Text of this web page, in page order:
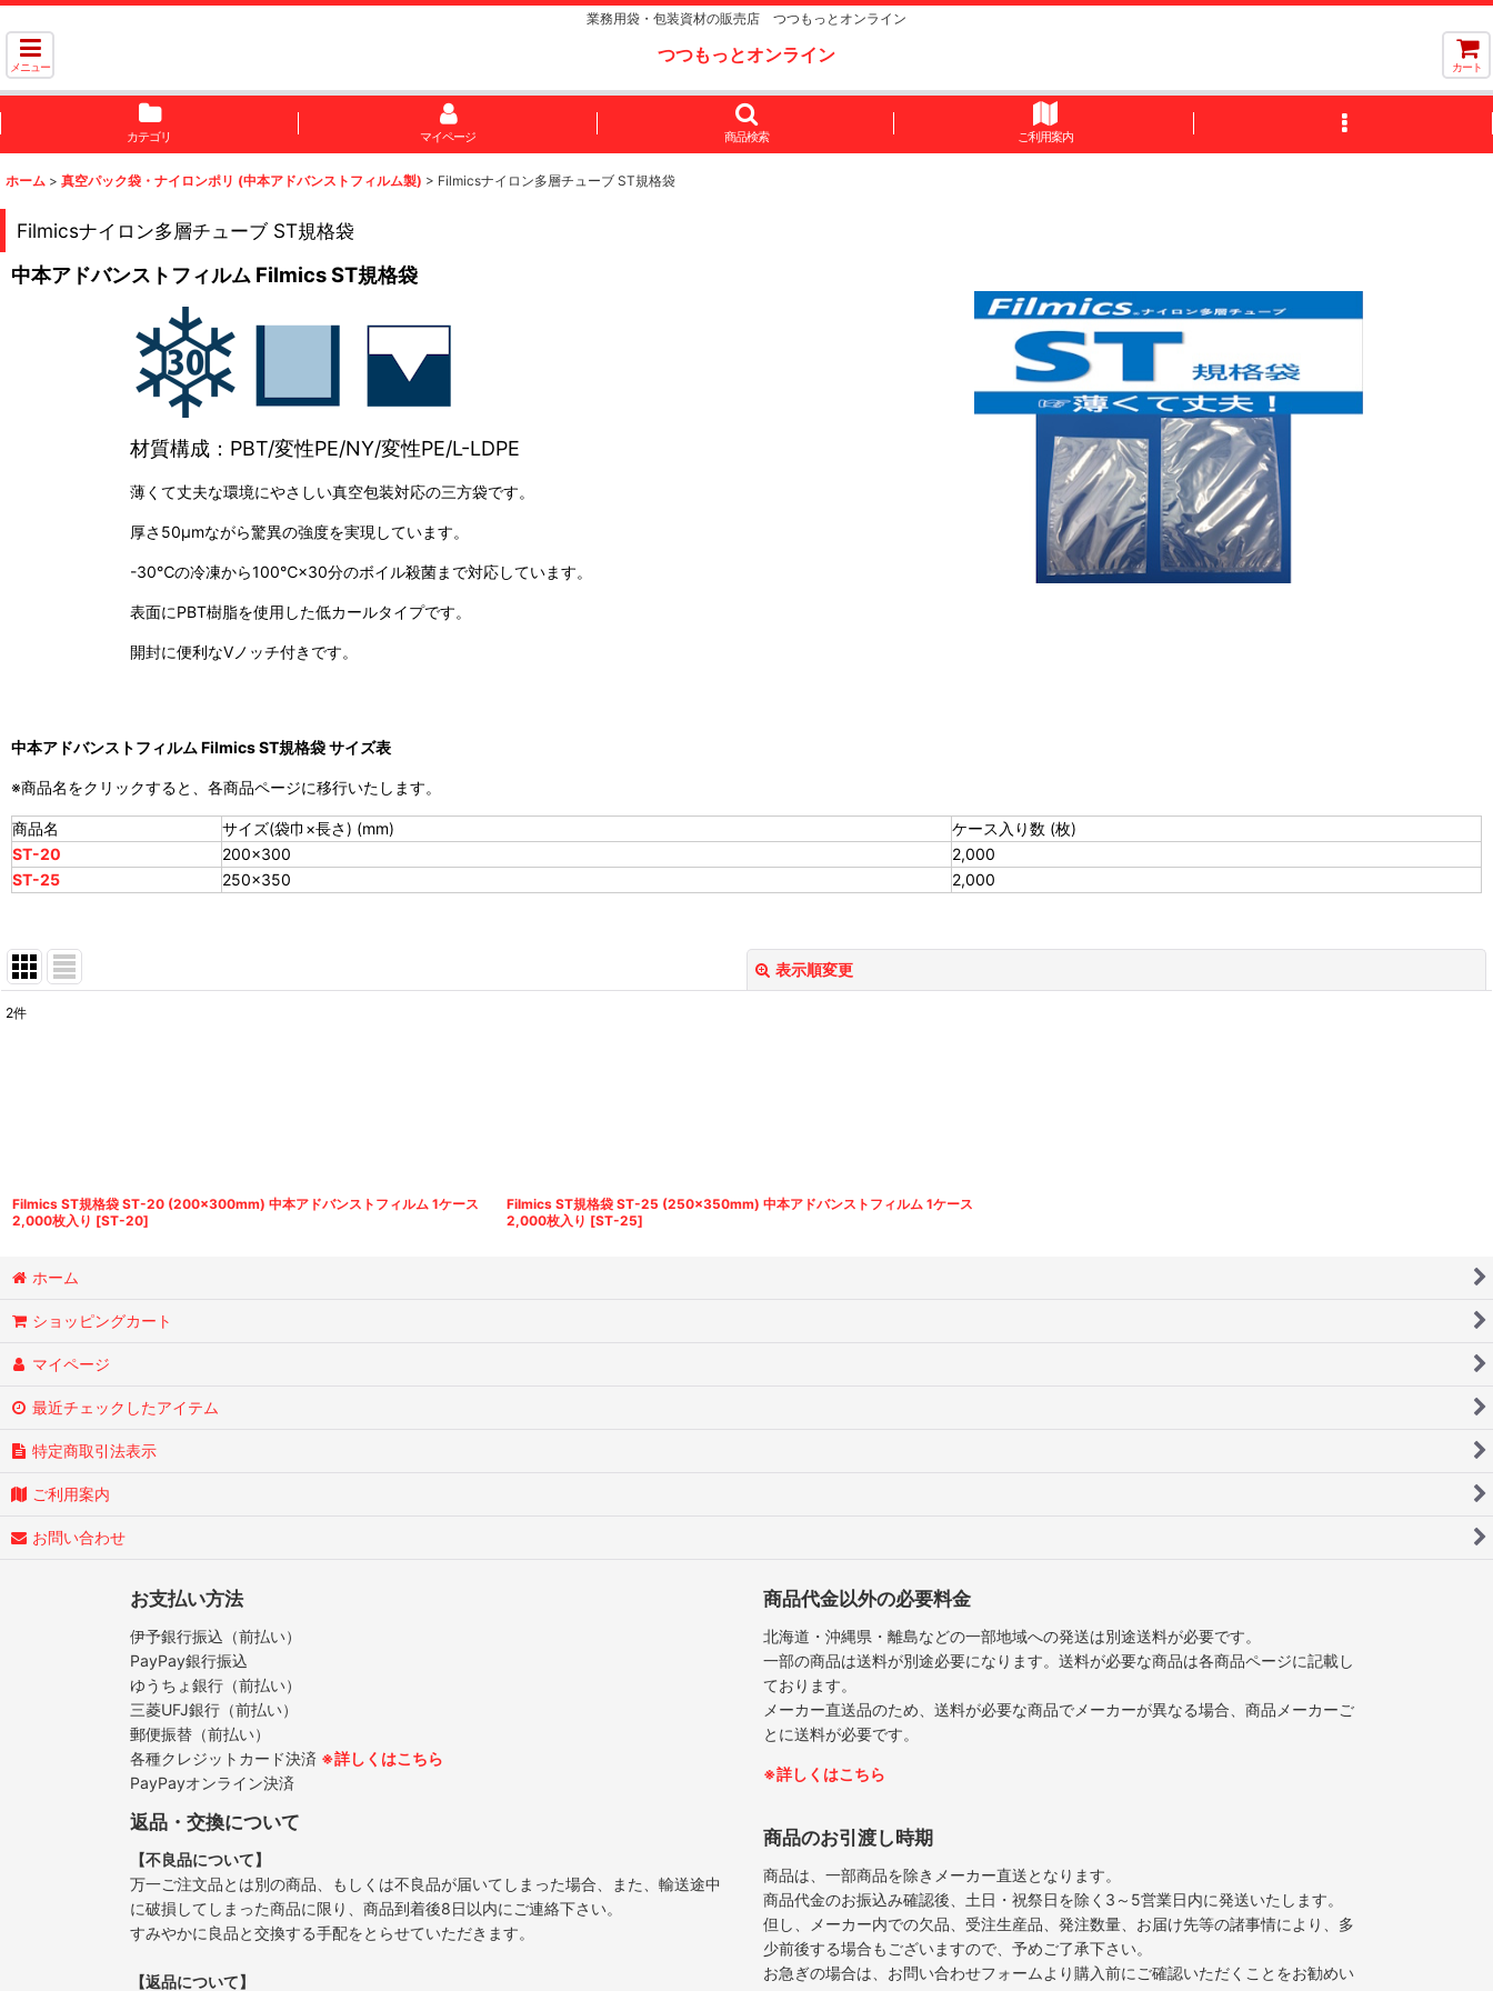
業務用袋・包装資材の販売店 つつもっとオンライン
メニュー
つつもっとオンライン
カート
カテゴリ マイページ 商品検索 ご利用案内
ホーム > 真空パック袋・ナイロンポリ (中本アドバンストフィルム製) > Filmicsナイロン多層チューブ ST規格袋
Filmicsナイロン多層チューブ ST規格袋
中本アドバンストフィルム Filmics ST規格袋
材質構成：PBT/変性PE/NY/変性PE/L-LDPE
薄くて丈夫な環境にやさしい真空包装対応の三方袋です。
厚さ50μmながら驚異の強度を実現しています。
-30℃の冷凍から100℃×30分のボイル殺菌まで対応しています。
表面にPBT樹脂を使用した低カールタイプです。
開封に便利なVノッチ付きです。
中本アドバンストフィルム Filmics ST規格袋 サイズ表
※商品名をクリックすると、各商品ページに移行いたします。
商品名 サイズ(袋巾×長さ) (mm)
ケース入り数 (枚)
ST-20
200×300
2,000
ST-25
250×350 2,000
表示順変更
2件
Filmics ST規格袋 ST-20 (200×300mm) 中本アドバンストフィルム 1ケース
2,000枚入り [ST-20]
Filmics ST規格袋 ST-25 (250×350mm) 中本アドバンストフィルム 1ケース
2,000枚入り [ST-25]
ホーム
ショッピングカート
マイページ
最近チェックしたアイテム
特定商取引法表示
ご利用案内
お問い合わせ
お支払い方法
伊予銀行振込（前払い）
PayPay銀行振込
ゆうちょ銀行（前払い）
三菱UFJ銀行（前払い）
郵便振替（前払い）
各種クレジットカード決済 ※詳しくはこちら
PayPayオンライン決済
返品・交換について
【不良品について】
万一ご注文品とは別の商品、もしくは不良品が届いてしまった場合、また、輸送途中
に破損してしまった商品に限り、商品到着後8日以内にご連絡下さい。
すみやかに良品と交換する手配をとらせていただきます。
【返品について】
商品代金以外の必要料金
北海道・沖縄県・離島などの一部地域への発送は別途送料が必要です。
一部の商品は送料が別途必要になります。送料が必要な商品は各商品ページに記載し
ております。
メーカー直送品のため、送料が必要な商品でメーカーが異なる場合、商品メーカーご
とに送料が必要です。
※詳しくはこちら
商品のお引渡し時期
商品は、一部商品を除きメーカー直送となります。
商品代金のお振込み確認後、土日・祝祭日を除く3～5営業日内に発送いたします。
但し、メーカー内での欠品、受注生産品、発注数量、お届け先等の諸事情により、多
少前後する場合もございますので、予めご了承下さい。
お急ぎの場合は、お問い合わせフォームより購入前にご確認いただくことをお勧めい